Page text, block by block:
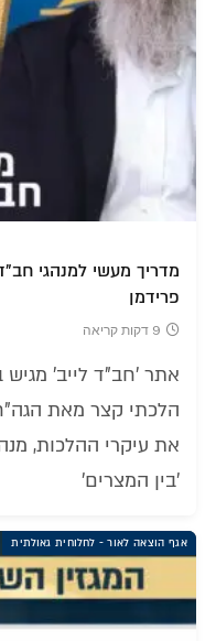
מדריך מעשי למנהגי
פרידמן
9 דקות קריאה
אתר 'חב"ד לייב' מגיש
הלכתי קצר מאת
את עיקרי ההלכות,
'בין המצרים'
אגף הוצאה לאור - לחלוחית גאולתית